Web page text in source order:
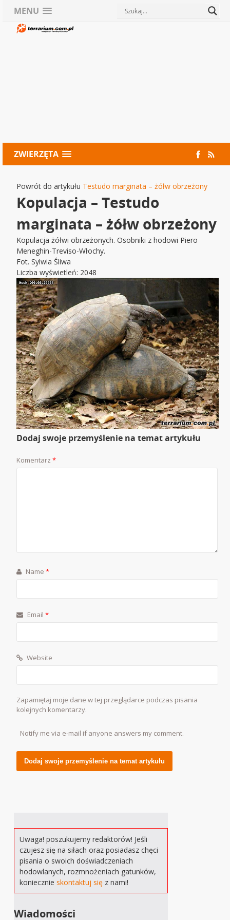
MENU
ZWIERZĘTA
Powrót do artykułu Testudo marginata – żółw obrzeżony
Kopulacja – Testudo
marginata – żółw obrzeżony
Kopulacja żółwi obrzeżonych. Osobniki z hodowi Piero
Meneghin-Treviso-Włochy.
Fot. Sylwia Śliwa
Liczba wyświetleń: 2048
Dodaj swoje przemyślenie na temat artykułu
Komentarz*
Name*
Email*
Website
Zapamiętaj moje dane w tej przeglądarce podczas pisania
kolejnych komentarzy.
Notify me via e-mail if anyone answers my comment.
Uwaga! poszukujemy redaktorów! Jeśli
czujesz się na siłach oraz posiadasz chęci
pisania o swoich doświadczeniach
hodowlanych, rozmnożeniach gatunków,
koniecznieskontaktuj się z nami!
Wiadomości